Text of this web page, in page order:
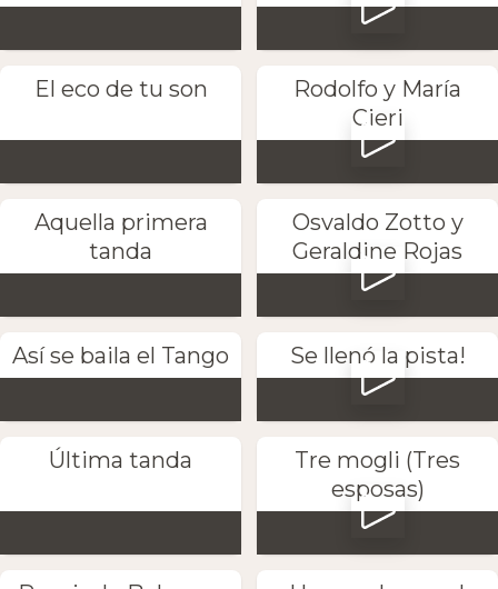
El eco de tu son
Rodolfo y María
Cieri
Aquella primera
tanda
Osvaldo Zotto y
Geraldine Rojas
Así se baila el Tango Se llenó la pista!
Última tanda
Tre mogli (Tres
esposas)